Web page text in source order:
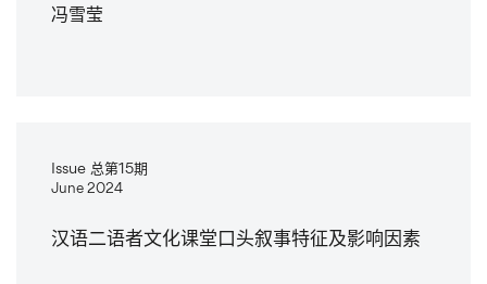
冯雪莹
Issue 总第15期
June 2024
汉语二语者文化课堂口头叙事特征及影响因素